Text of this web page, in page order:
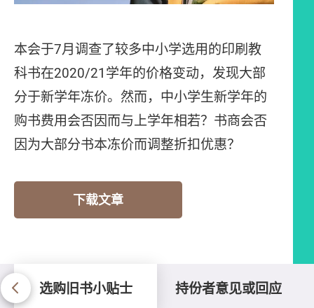
本会于7月调查了较多中小学选用的印刷教
科书在2020/21学年的价格变动，发现大部
分于新学年冻价。然而，中小学生新学年的
购书费用会否因而与上学年相若？书商会否
因为大部分书本冻价而调整折扣优惠？
下载文章
选购旧书小贴士 持份者意见或回应